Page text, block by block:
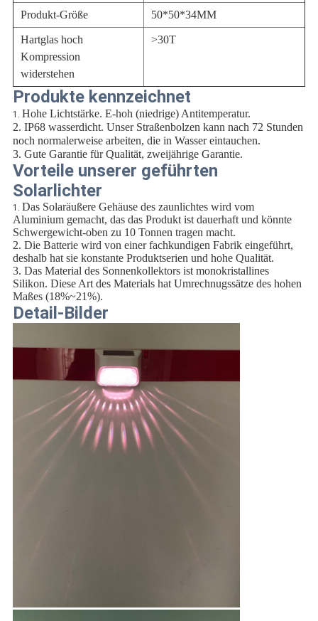
Produkt-Größe 50*50*34MM
Hartglas hoch
Kompression
widerstehen
>30T
Produkte kennzeichnet
1. Hohe Lichtstärke. E-hoh (niedrige) Antitemperatur.
2. IP68 wasserdicht. Unser Straßenbolzen kann nach 72 Stunden
noch normalerweise arbeiten, die in Wasser eintauchen.
3. Gute Garantie für Qualität, zweijährige Garantie.
Vorteile unserer geführten
Solarlichter
1. Das Solaräußere Gehäuse des zaunlichtes wird vom
Aluminium gemacht, das das Produkt ist dauerhaft und könnte
Schwergewicht-oben zu 10 Tonnen tragen macht.
2. Die Batterie wird von einer fachkundigen Fabrik eingeführt,
deshalb hat sie konstante Produktserien und hohe Qualität.
3. Das Material des Sonnenkollektors ist monokristallines
Silikon. Diese Art des Materials hat Umrechnugssätze des hohen
Maßes (18%~21%).
Detail-Bilder